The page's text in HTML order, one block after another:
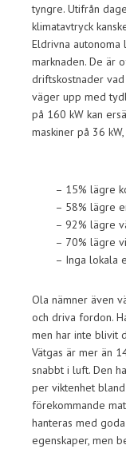
tyngre. Utifrån
klimatavtryck
Eldrivna autonoma
marknaden. De är
driftskostnader
väger upp med
på 160 kW kan
maskiner på 36
– 15% lägre
– 58% lägre
– 92% lägre
– 70% lägre
– Inga lokala
Ola nämner även
och driva fordon.
men har inte blivit
Vätgas är mer än
snabbt i luft. Den
per viktenhet
förekommande
hanteras med
egenskaper, men